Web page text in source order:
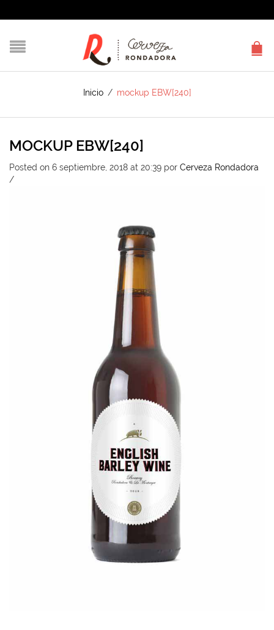
Inicio / mockup EBW[240]
MOCKUP EBW[240]
Posted on 6 septiembre, 2018 at 20:39 por Cerveza Rondadora
/